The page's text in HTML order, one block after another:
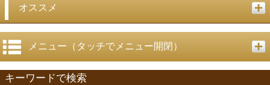
オススメ
メニュー（タッチでメニュー開閉）
キーワードで検索